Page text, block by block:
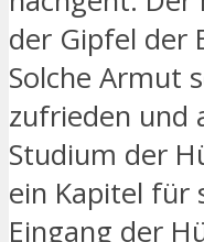
der Gipfel der
Solche Armut
zufrieden und
Studium der
ein Kapitel für
Eingang der